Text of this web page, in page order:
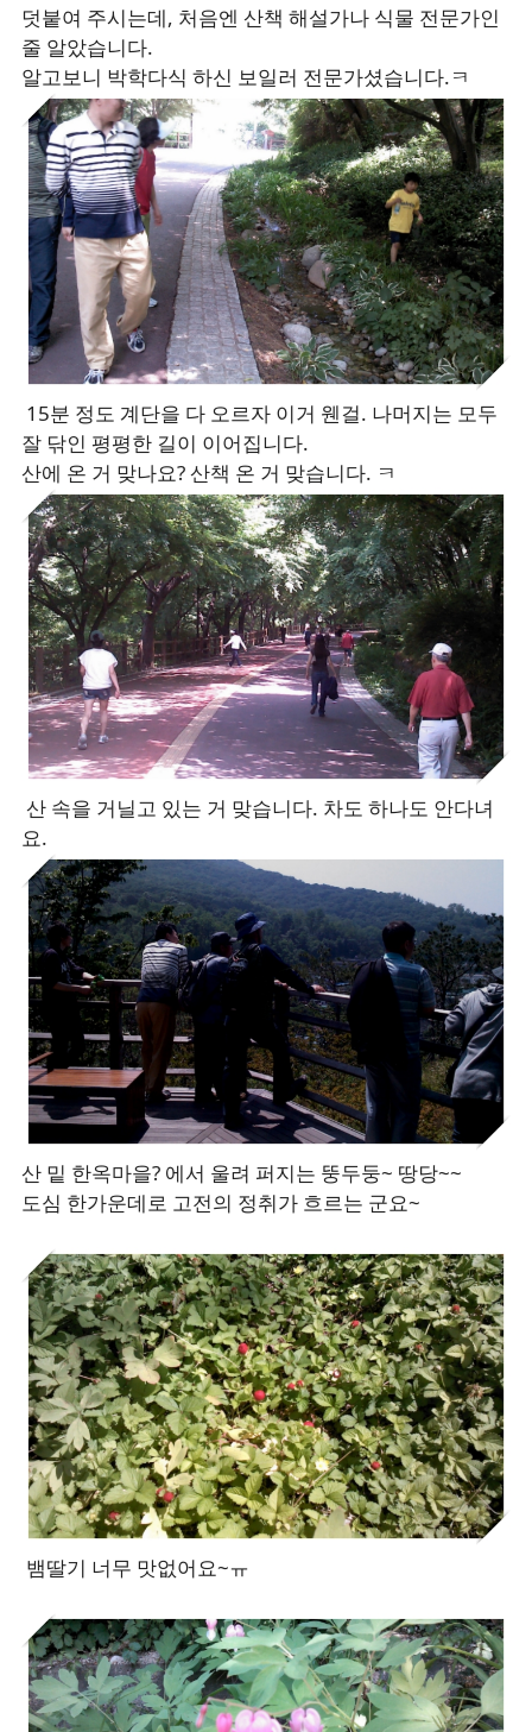
덧붙여 주시는데, 처음엔 산책 해설가나 식물 전문가인
줄 알았습니다.
알고보니 박학다식 하신 보일러 전문가셨습니다.ㅋ
15분 정도 계단을 다 오르자 이거 웬걸. 나머지는 모두
잘 닦인 평평한 길이 이어집니다.
산에 온 거 맞나요? 산책 온 거 맞습니다. ㅋ
산 속을 거닐고 있는 거 맞습니다. 차도 하나도 안다녀
요.
산 밑 한옥마을? 에서 울려 퍼지는 뚱두둥~ 땅당~~
도심 한가운데로 고전의 정취가 흐르는 군요~
뱀딸기 너무 맛없어요~ㅠ